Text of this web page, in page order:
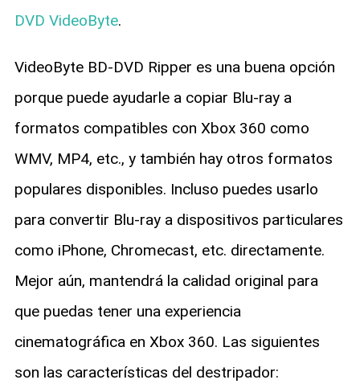
DVD VideoByte.
VideoByte BD-DVD Ripper es una buena opción
porque puede ayudarle a copiar Blu-ray a
formatos compatibles con Xbox 360 como
WMV, MP4, etc., y también hay otros formatos
populares disponibles. Incluso puedes usarlo
para convertir Blu-ray a dispositivos particulares
como iPhone, Chromecast, etc. directamente.
Mejor aún, mantendrá la calidad original para
que puedas tener una experiencia
cinematográfica en Xbox 360. Las siguientes
son las características del destripador: